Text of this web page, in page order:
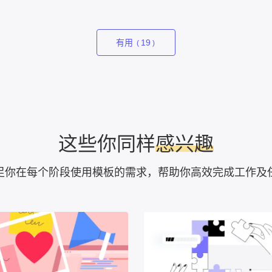
有用 ( 19 )
这些你同样感兴趣
你在每个阶段使用模板的需求，帮助你高效完成工作及